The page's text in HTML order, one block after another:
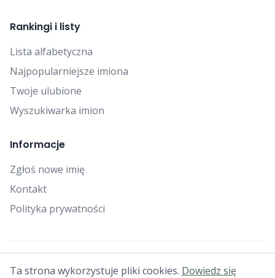
Rankingi i listy
Lista alfabetyczna
Najpopularniejsze imiona
Twoje ulubione
Wyszukiwarka imion
Informacje
Zgłoś nowe imię
Kontakt
Polityka prywatności
© 2025 Falcon Bytes. Wszelkie prawa zastrzeżone.
Ta strona wykorzystuje pliki cookies. Dowiedz się